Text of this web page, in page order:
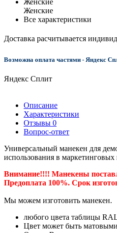
Женские
Все характеристики
Доставка расчитывается
Возможна оплата частями - Яндекс
Яндекс Сплит
Описание
Характеристики
Отзывы 0
Вопрос-ответ
Универсальный манекен для
использования в маркетинговых
Внимание!!!! Манекены
Предоплата 100%. Срок
Мы можем изготовить манекен.
любого цвета таблицы
Цвет может быть